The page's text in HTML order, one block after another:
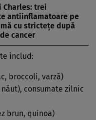
Charles: trei
antiinflamatoare pe
cu strictețe după
cancer
includ:
broccoli, varză)
consumate zilnic
brun, quinoa)